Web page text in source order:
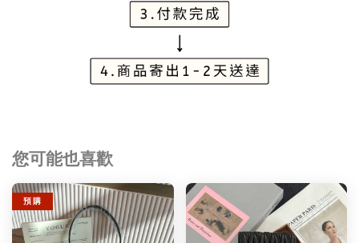
您可能也喜歡
預 購